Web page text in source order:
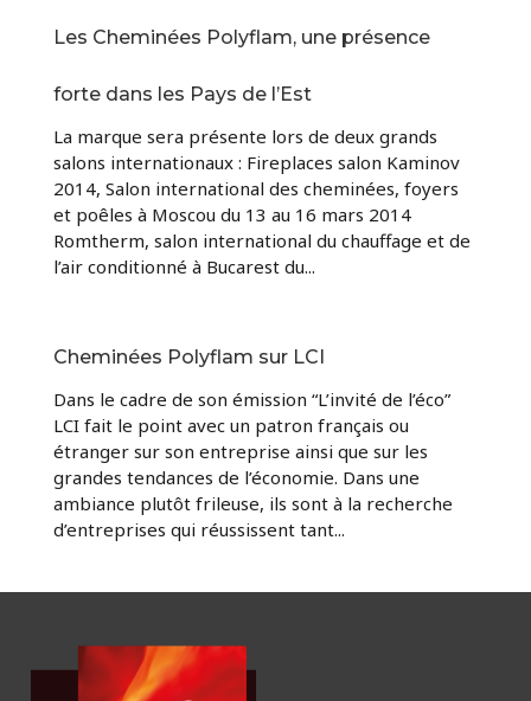
Les Cheminées Polyflam, une présence
forte dans les Pays de l’Est
La marque sera présente lors de deux grands
salons internationaux : Fireplaces salon Kaminov
2014, Salon international des cheminées, foyers
et poêles à Moscou du 13 au 16 mars 2014
Romtherm, salon international du chauffage et de
l’air conditionné à Bucarest du...
Cheminées Polyflam sur LCI
Dans le cadre de son émission “L’invité de l’éco”
LCI fait le point avec un patron français ou
étranger sur son entreprise ainsi que sur les
grandes tendances de l’économie. Dans une
ambiance plutôt frileuse, ils sont à la recherche
d’entreprises qui réussissent tant...